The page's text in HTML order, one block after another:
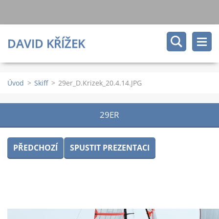
DAVID KŘÍŽEK
Úvod > Skiff > 29er_D.Krizek_20.4.14.JPG
29ER
PŘEDCHOZÍ SPUSTIT PREZENTACI